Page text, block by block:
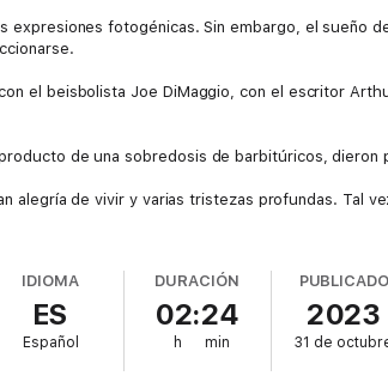
expresiones fotogénicas. Sin embargo, el sueño
el beisbolista Joe DiMaggio, con el escritor
de una sobredosis de barbitúricos,
alegría de vivir y varias tristezas profundas. Tal
IDIOMA
ES
Español
DURACIÓN
02:24
h min
PUBLICADO
2023
31 de